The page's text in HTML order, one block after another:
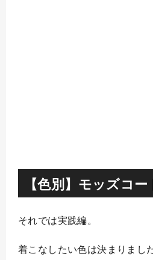
【色別】モッズコ
それでは実践編。
着こなしたい色は決まりまし